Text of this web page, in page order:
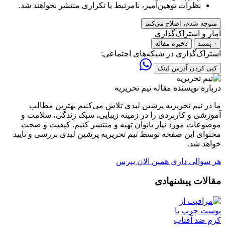
نظرات توهین‌آمیز، نامرتبط یا تکراری منتشر نخواهند شد.
متوجه شدم، اصلاح می‌کنم
آمار و اشتراک‌گذاری
۰ پسند ذخیره مقاله
اشتراک‌گذاری در شبکه‌های اجتماعی:
کپی کردن آدرس لینک
درباره نویسنده مقاله تیم تحریریه
ما در تیم تحریریه پرشین لیدی تلاش می‌کنیم بهترین مطالب
آموزشی و کاربردی را در زمینه زیبایی، سبک زندگی، سلامت و
موضوعات مورد نیاز بانوان تهیه و منتشر کنیم. کیفیت و صحت
محتوای این صفحه توسط تیم تحریریه پرشین لیدی بررسی و تایید
خواهد شد.
هر سوالی داری همین الان بپرس
مقالات پیشنهادی